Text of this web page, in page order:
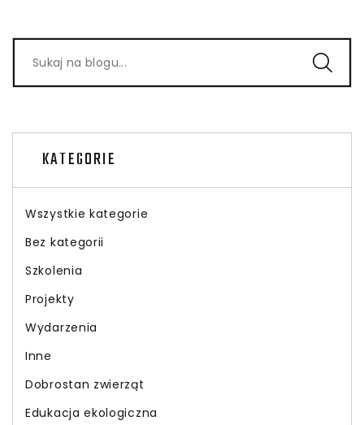
KATEGORIE
Wszystkie kategorie
Bez kategorii
Szkolenia
Projekty
Wydarzenia
Inne
Dobrostan zwierząt
Edukacja ekologiczna